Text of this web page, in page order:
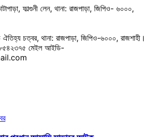
ফাল্গুনী লেন, থানা: রাজপাড়া, জিপিও- ৬০০০,
ঐতিহ্য চত্বর, থানা: রাজপাড়া, জিপিও-৬০০০, রাজশাহী।
মেইল আইডি-